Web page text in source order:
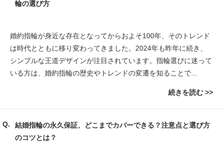
輪の選び方
婚約指輪が身近な存在となってからおよそ100年、そのトレンド
は時代とともに移り変わってきました。2024年も昨年に続き、
シンプルな王道デザインが注目されています。指輪選びに迷って
いる方は、婚約指輪の歴史やトレンドの変遷を知ることで...
続きを読む
結婚指輪の永久保証、どこまでカバーできる？注意点と選び方
のコツとは？